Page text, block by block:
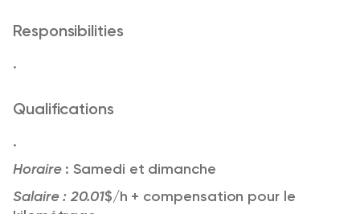
Responsibilities
.
Qualifications
.
Horaire : Samedi et dimanche
Salaire : 20.01$/h + compensation pour le